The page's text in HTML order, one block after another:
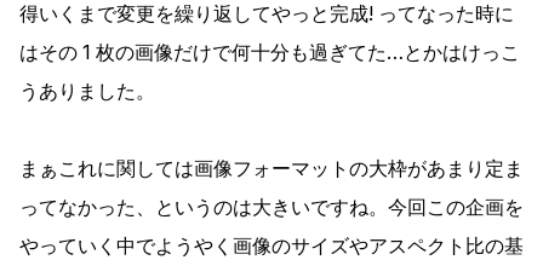
得いくまで変更を繰り返してやっと完成! ってなった時に
はその 1 枚の画像だけで何十分も過ぎてた…とかはけっこ
うありました。
まぁこれに関しては画像フォーマットの大枠があまり定ま
ってなかった、というのは大きいですね。今回この企画を
やっていく中でようやく画像のサイズやアスペクト比の基